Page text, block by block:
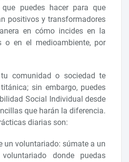
puedes hacer para que
positivos y transformadores
en cómo incides en la
o en el medioambiente, por
comunidad o sociedad te
sin embargo, puedes
Social Individual desde
que harán la diferencia.
diarias son:
un voluntariado: súmate a un
donde puedas